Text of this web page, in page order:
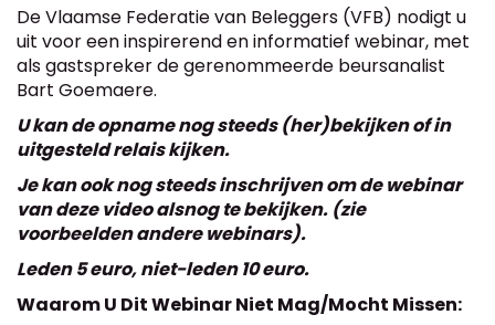
De Vlaamse Federatie van Beleggers (VFB) nodigt u
uit voor een inspirerend en informatief webinar, met
als gastspreker de gerenommeerde beursanalist
Bart Goemaere.
U kan de opname nog steeds (her)bekijken of in
uitgesteld relais kijken.
Je kan ook nog steeds inschrijven om de webinar
van deze video alsnog te bekijken. (zie
voorbeelden andere webinars).
Leden 5 euro, niet-leden 10 euro.
Waarom U Dit Webinar Niet Mag/Mocht Missen: